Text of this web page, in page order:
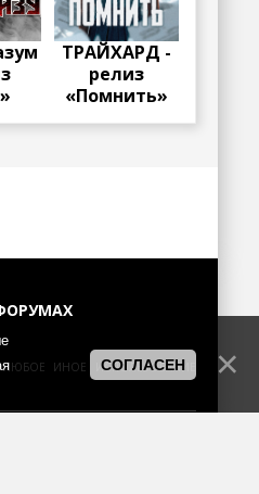
ТРАЙХАРД -
релиз
«Помнить»
иное использование
СОГЛАСЕН